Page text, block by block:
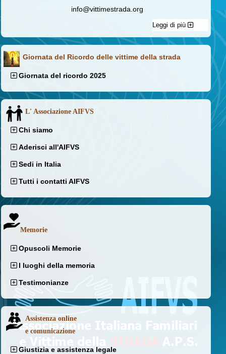
info@vittimestrada.org
Leggi di più
Giornata del Ricordo delle vittime della strada
Giornata del ricordo 2025
L' Associazione AIFVS
Chi siamo
Aderisci all'AIFVS
Sedi in Italia
Tutti i contatti AIFVS
Memorie
Opuscoli Memorie
I luoghi della memoria
Testimonianze
Assistenza online
e comunicazione
Giustizia e assistenza legale